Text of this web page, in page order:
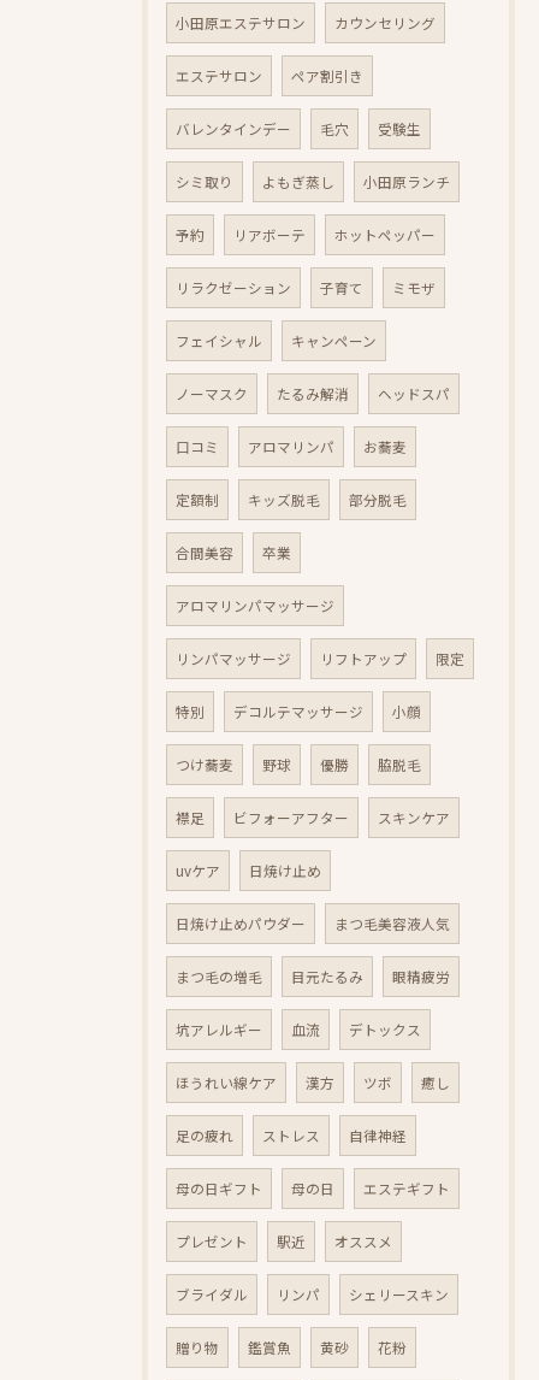
小田原エステサロン カウンセリング
エステサロン ペア割引き
バレンタインデー 毛穴 受験生
シミ取り よもぎ蒸し 小田原ランチ
予約 リアボーテ ホットペッパー
リラクゼーション 子育て ミモザ
フェイシャル キャンペーン
ノーマスク たるみ解消 ヘッドスパ
口コミ アロマリンパ お蕎麦
定額制 キッズ脱毛 部分脱毛
合間美容 卒業
アロマリンパマッサージ
リンパマッサージ リフトアップ 限定
特別 デコルテマッサージ 小顔
つけ蕎麦 野球 優勝 脇脱毛
襟足 ビフォーアフター スキンケア
uvケア 日焼け止め
日焼け止めパウダー まつ毛美容液人気
まつ毛の増毛 目元たるみ 眼精疲労
坑アレルギー 血流 デトックス
ほうれい線ケア 漢方 ツボ 癒し
足の疲れ ストレス 自律神経
母の日ギフト 母の日 エステギフト
プレゼント 駅近 オススメ
ブライダル リンパ シェリースキン
贈り物 鑑賞魚 黄砂 花粉